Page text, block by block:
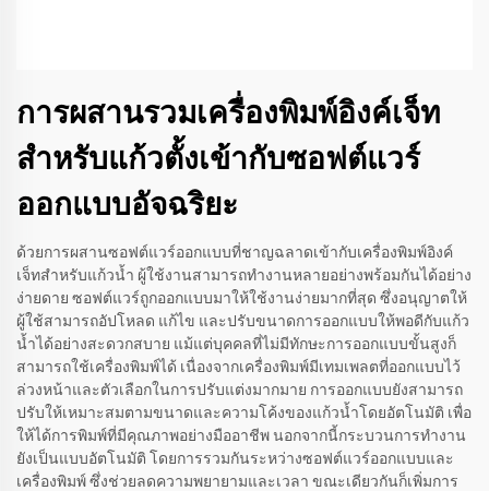
การผสานรวมเครื่องพิมพ์อิงค์เจ็ท
สำหรับแก้วตั้งเข้ากับซอฟต์แวร์
ออกแบบอัจฉริยะ
ด้วยการผสานซอฟต์แวร์ออกแบบที่ชาญฉลาดเข้ากับเครื่องพิมพ์อิงค์
เจ็ทสำหรับแก้วน้ำ ผู้ใช้งานสามารถทำงานหลายอย่างพร้อมกันได้อย่าง
ง่ายดาย ซอฟต์แวร์ถูกออกแบบมาให้ใช้งานง่ายมากที่สุด ซึ่งอนุญาตให้
ผู้ใช้สามารถอัปโหลด แก้ไข และปรับขนาดการออกแบบให้พอดีกับแก้ว
น้ำได้อย่างสะดวกสบาย แม้แต่บุคคลที่ไม่มีทักษะการออกแบบขั้นสูงก็
สามารถใช้เครื่องพิมพ์ได้ เนื่องจากเครื่องพิมพ์มีเทมเพลตที่ออกแบบไว้
ล่วงหน้าและตัวเลือกในการปรับแต่งมากมาย การออกแบบยังสามารถ
ปรับให้เหมาะสมตามขนาดและความโค้งของแก้วน้ำโดยอัตโนมัติ เพื่อ
ให้ได้การพิมพ์ที่มีคุณภาพอย่างมืออาชีพ นอกจากนี้กระบวนการทำงาน
ยังเป็นแบบอัตโนมัติ โดยการรวมกันระหว่างซอฟต์แวร์ออกแบบและ
เครื่องพิมพ์ ซึ่งช่วยลดความพยายามและเวลา ขณะเดียวกันก็เพิ่มการ